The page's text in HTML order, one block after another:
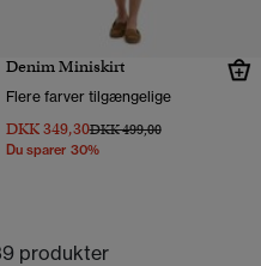
Denim Miniskirt
Flere farver tilgængelige
DKK 349,30Pris nedsat fra
DKK 499,00til
Du sparer 30%
produkter